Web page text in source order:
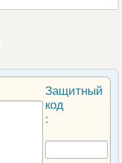
Защитный
код
: